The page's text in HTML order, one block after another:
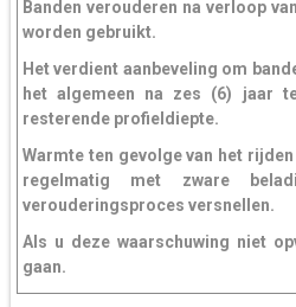
Banden verouderen na verloop
worden gebruikt.
Het verdient aanbeveling om
het algemeen na zes (6) jaar
resterende profieldiepte.
Warmte ten gevolge van het
regelmatig met zware
verouderingsproces versnellen.
Als u deze waarschuwing niet
gaan.